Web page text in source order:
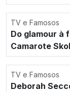
TV e Famosos
Do glamour à
Camarote
TV e Famosos
Deborah